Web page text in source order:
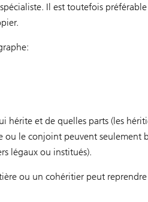
Il est toutefois
hérite et de quelles parts (les
le conjoint peuvent seulement
légaux ou institués).
ou un cohéritier peut